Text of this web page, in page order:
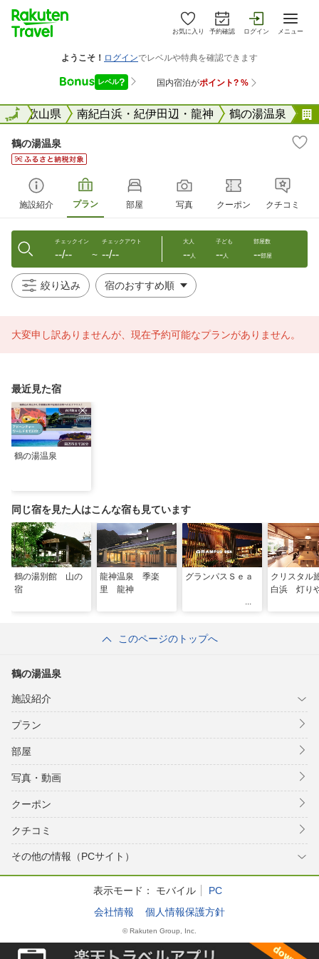
お気に入り 予約確認 ログイン メニュー
全国和歌山県 南紀白浜・紀伊田辺・龍神 鶴の湯温泉
全国
鶴の湯温泉
施設紹介 プラン 部屋 写真 クーポン クチコミ
チェックイン
--/-- 〜
チェックアウト
--/--
大人
--人
子ども
--人
部屋数
--部屋
絞り込み
大変申し訳ありませんが、現在予約可能なプランがありません。
最近見た宿
鶴の湯温泉
同じ宿を見た人はこんな宿も見ています
鶴の湯別館 山の
宿
龍神温泉 季楽
里 龍神
グランパスＳｅａ
クリスタ
白浜 灯り
このページのトップへ
鶴の湯温泉
施設紹介
プラン
部屋
写真・動画
クーポン
クチコミ
その他の情報（PCサイト）
表示モード： モバイル
PC
会社情報
個人情報保護方針
© Rakuten Group, Inc.